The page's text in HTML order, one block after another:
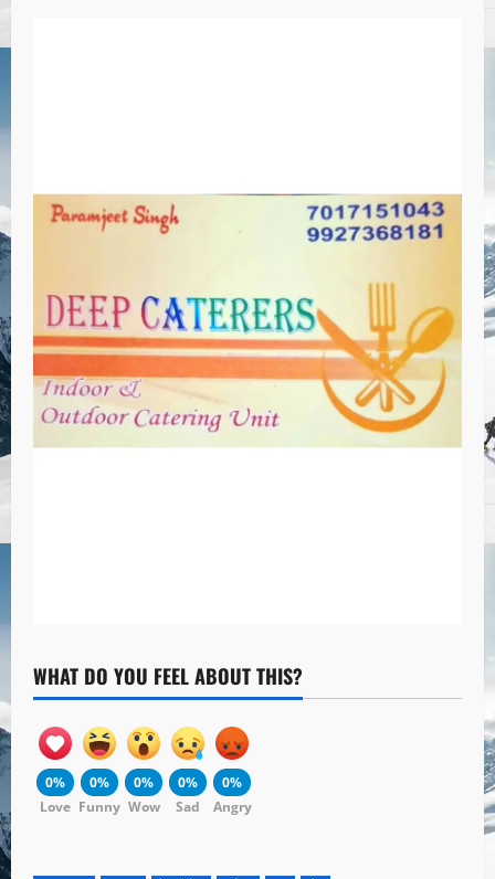
WHAT DO YOU FEEL ABOUT THIS?
0%
Love
0%
Funny
0%
Wow
0%
Sad
0%
Angry